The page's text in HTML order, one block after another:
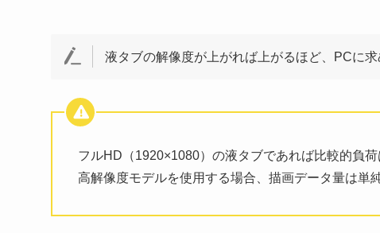
液タブの解像度が上がれば上がるほど、PCに
フルHD（1920×1080）の液タブであれば比較的負
高解像度モデルを使用する場合、描画データ量は単